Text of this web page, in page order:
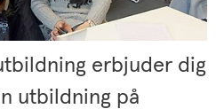
erbjuder dig
utbildning på